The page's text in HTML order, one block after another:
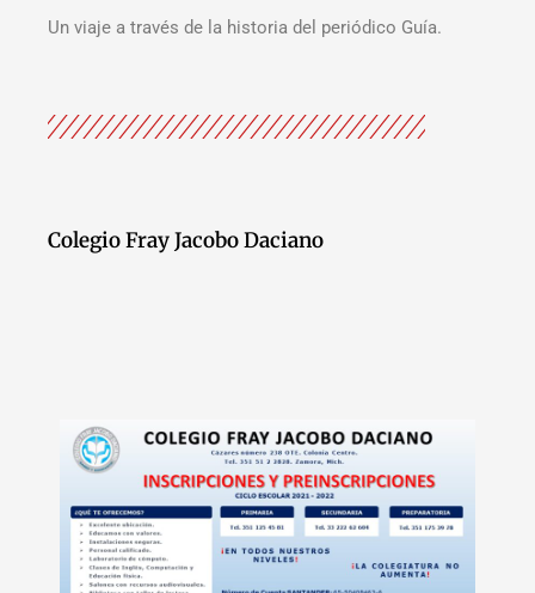
Un viaje a través de la historia del periódico Guía.
Colegio Fray Jacobo Daciano